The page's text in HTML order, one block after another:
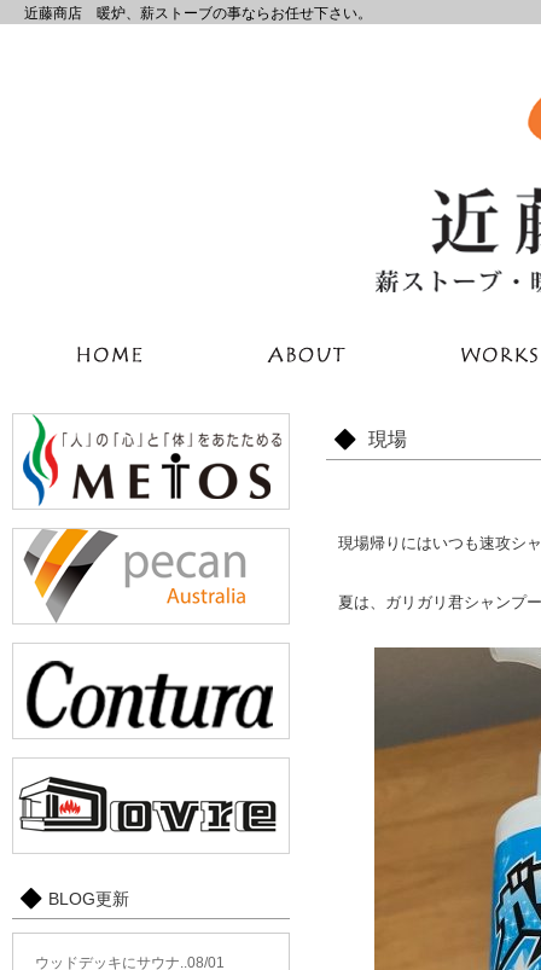
近藤商店 暖炉、薪ストーブの事ならお任せ下さい。
現場
現場帰りにはいつも速攻シ
夏は、ガリガリ君シャンプ
BLOG更新
ウッドデッキにサウナ..08/01